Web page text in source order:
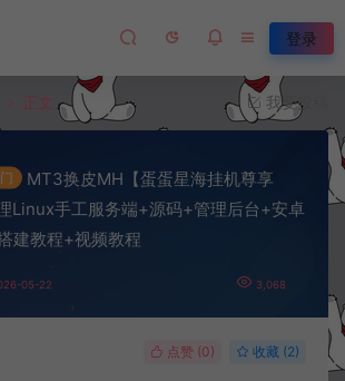
登录
正文 我要投稿
MT3换皮MH【蛋蛋星海挂机尊享
Linux手工服务端+源码+管理后台+安卓
建教程+视频教程
05-22 3,068
点赞 (0) 收藏 (2)